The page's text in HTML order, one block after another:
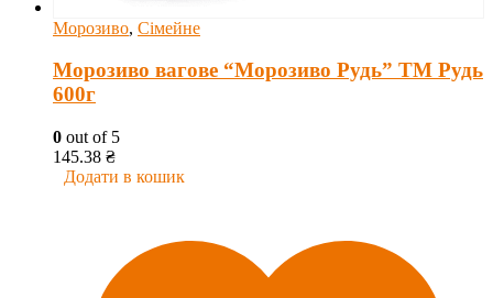
Морозиво, Сімейне
Морозиво вагове “Морозиво Рудь” ТМ Рудь
600г
0 out of 5
145.38 ₴
Додати в кошик